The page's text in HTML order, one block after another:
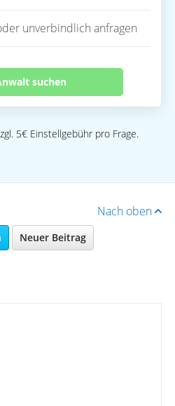
unverbindlich anfragen
suchen
5€ Einstellgebühr pro Frage.
Nach oben
Neuer Beitrag